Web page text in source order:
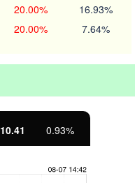
20.00% 16.93%
20.00% 7.64%
10.41 0.93%